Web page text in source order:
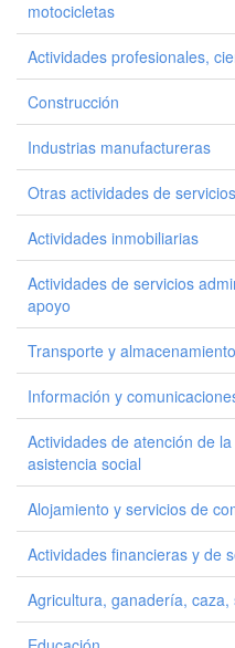
motocicletas
Actividades profesionales,
Construcción
Industrias manufactureras
Otras actividades de servicios
Actividades inmobiliarias
Actividades de servicios
apoyo
Transporte y almacenamiento
Información y
Actividades de atención de
asistencia social
Alojamiento y servicios de
Actividades financieras y de
Agricultura, ganadería,